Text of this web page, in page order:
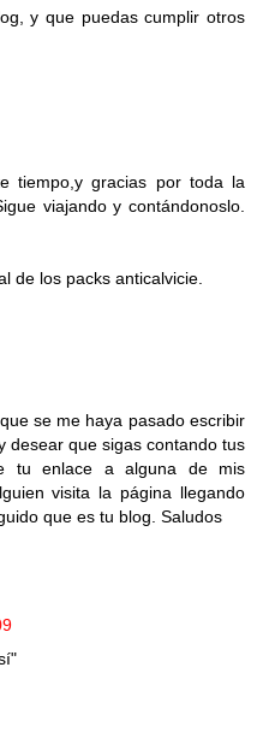
y que puedas cumplir otros
tiempo,y gracias por toda la
viajando y contándonoslo.
de los packs anticalvicie.
se me haya pasado escribir
desear que sigas contando tus
tu enlace a alguna de mis
visita la página llegando
que es tu blog. Saludos